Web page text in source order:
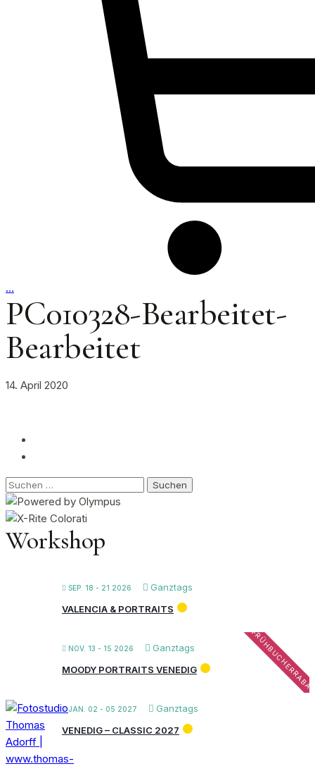
…
PC010328-Bearbeitet-
Bearbeitet
14. April 2020
Suchen
nach:
Workshop
SEP. 18 - 21 2026
Ganztags
VALENCIA & PORTRAITS
NOV. 13 - 15 2026 Ganztags
MOODY PORTRAITS VENEDIG
JAN. 02 - 05 2027
Ganztags
VENEDIG – CLASSIC 2027